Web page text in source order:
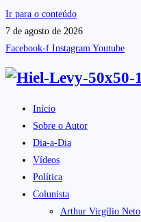
Ir para o conteúdo
7 de agosto de 2026
Facebook-f Instagram Youtube
Início
Sobre o Autor
Dia-a-Dia
Vídeos
Política
Colunista
Arthur Virgílio Neto